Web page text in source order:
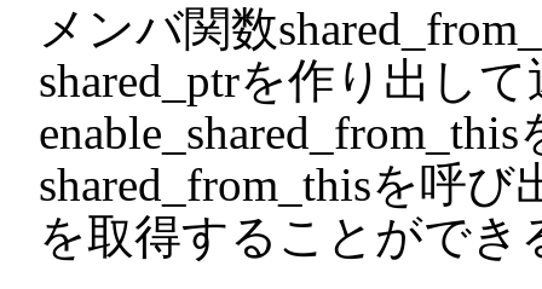
メンバ関数
shared_ptrを作り出し
shared_from_thisを呼
を取得することができ